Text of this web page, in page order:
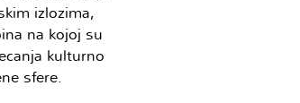
izlozima,
na kojoj su
kulturno
sfere.